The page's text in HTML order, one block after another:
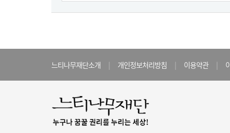
느티나무재단소개 | 개인정보처리방침 | 이용약관 |